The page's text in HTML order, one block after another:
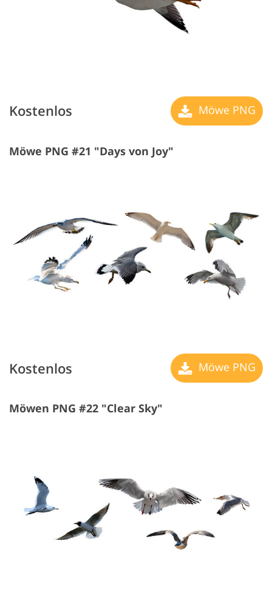
Kostenlos Möwe PNG
Möwe PNG #21 "Days von Joy"
Kostenlos Möwe PNG
Möwen PNG #22 "Clear Sky"